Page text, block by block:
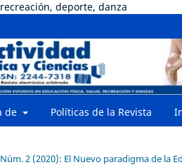
deporte, danza
de Políticas de la Revista
2 (2020): El Nuevo paradigma de la